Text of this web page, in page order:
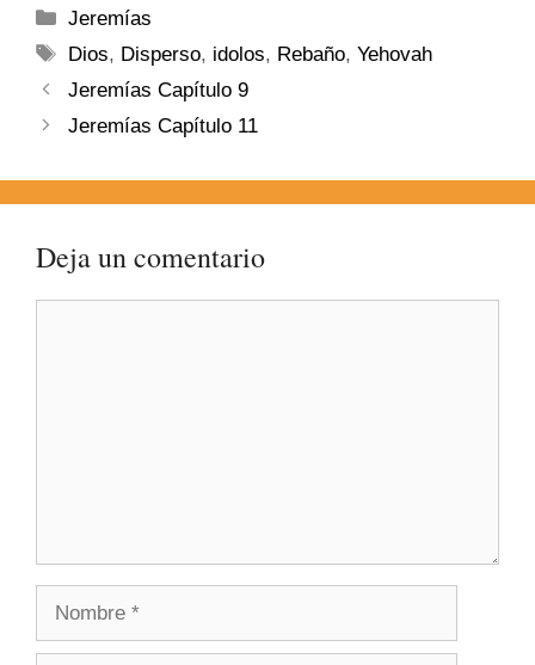
Jeremías
Dios, Disperso, idolos, Rebaño,Yehovah
Jeremías Capítulo 9
Jeremías Capítulo 11
Deja un comentario